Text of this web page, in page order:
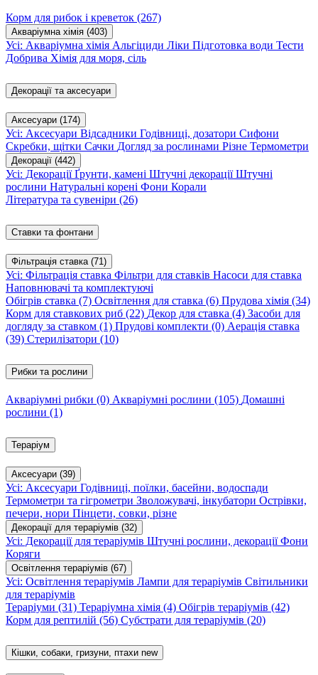
Корм для рибок і креветок (267)
Акваріумна хімія (403)
Усі: Акваріумна хімія Альгіциди Ліки Підготовка води Тести
Добрива Хімія для моря, сіль
Декорації та аксесуари
Аксесуари (174)
Усі: Аксесуари Відсадники Годівниці, дозатори Сифони
Скребки, щітки Сачки Догляд за рослинами Різне Термометри
Декорації (442)
Усі: ДекораціїҐрунти, камені Штучні декораціїШтучні
рослини Натуральні корені Фони Корали
Література та сувеніри (26)
Ставки та фонтани
Фільтрація ставка (71)
Усі: Фільтрація ставка Фільтри для ставків Насоси для ставка
Наповнювачі та комплектуючі
Обігрів ставка (7) Освітлення для ставка (6) Прудова хімія (34)
Корм для ставкових риб (22) Декор для ставка (4) Засоби для
догляду за ставком (1) Прудові комплекти (0) Аерація ставка
(39) Стерилізатори (10)
Рибки та рослини
Акваріумні рибки (0) Акваріумні рослини (105) Домашні
рослини (1)
Тераріум
Аксесуари (39)
Усі: Аксесуари Годівниці, поїлки, басейни, водоспади
Термометри та гігрометри Зволожувачі, інкубатори Острівки,
печери, нори Пінцети, совки, різне
Декорації для тераріумів (32)
Усі: Декорації для тераріумів Штучні рослини, декораціїФони
Коряги
Освітлення тераріумів (67)
Усі: Освітлення тераріумів Лампи для тераріумів Світильники
для тераріумів
Тераріуми (31) Тераріумна хімія (4) Обігрів тераріумів (42)
Корм для рептилій (56) Субстрати для тераріумів (20)
Кішки, собаки, гризуни, птахи new